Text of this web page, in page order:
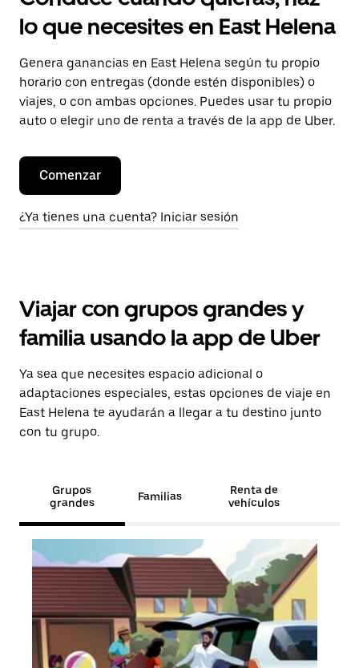
lo que necesites en East Helena
Genera ganancias en East Helena según tu propio
horario con entregas (donde estén disponibles) o
viajes, o con ambas opciones. Puedes usar tu propio
auto o elegir uno de renta a través de la app de Uber.
Comenzar
¿Ya tienes una cuenta? Iniciar sesión
Viajar con grupos grandes y
familia usando la app de Uber
Ya sea que necesites espacio adicional o
adaptaciones especiales, estas opciones de viaje en
East Helena te ayudarán a llegar a tu destino junto
con tu grupo.
Grupos
grandes
Familias
Renta de
vehículos